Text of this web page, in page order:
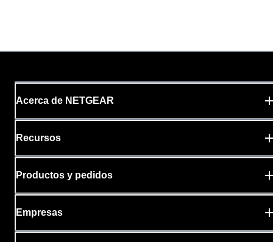
Acerca de NETGEAR
Recursos
Productos y pedidos
Empresas